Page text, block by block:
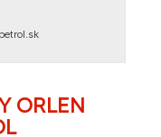
ORLEN